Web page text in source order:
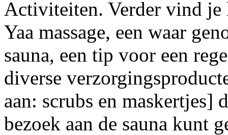
Activiteiten. Verder vind je
Yaa massage, een waar
sauna, een tip voor een
diverse
aan: scrubs en maskertjes]
bezoek aan de sauna kunt